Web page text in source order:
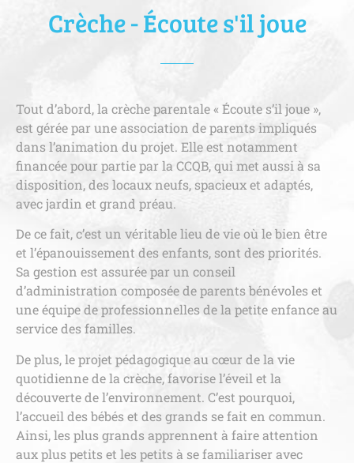
Crèche - Écoute s'il joue
Tout d’abord, la crèche parentale « Écoute s’il joue »,
est gérée par une association de parents impliqués
dans l’animation du projet. Elle est notamment
financée pour partie par la CCQB, qui met aussi à sa
disposition, des locaux neufs, spacieux et adaptés,
avec jardin et grand préau.
De ce fait, c’est un véritable lieu de vie où le bien être
et l’épanouissement des enfants, sont des priorités.
Sa gestion est assurée par un conseil
d’administration composée de parents bénévoles et
une équipe de professionnelles de la petite enfance au
service des familles.
De plus, le projet pédagogique au cœur de la vie
quotidienne de la crèche, favorise l’éveil et la
découverte de l’environnement. C’est pourquoi,
l’accueil des bébés et des grands se fait en commun.
Ainsi, les plus grands apprennent à faire attention
aux plus petits et les petits à se familiariser avec